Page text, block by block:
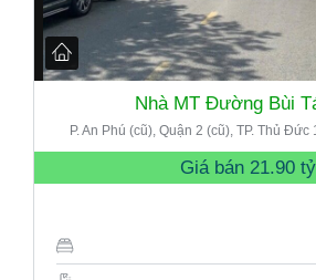
Nhà MT Đường Bùi
P. An Phú (cũ), Quận 2 (cũ), TP. Thủ Đức
Giá bán 21.90 tỷ